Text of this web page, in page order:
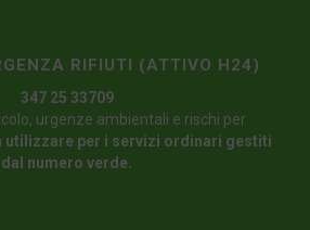
RIFIUTI (ATTIVO H24)
347 25 33709
urgenze ambientali e rischi per
utilizzare per i servizi ordinari gestiti
dal numero verde.